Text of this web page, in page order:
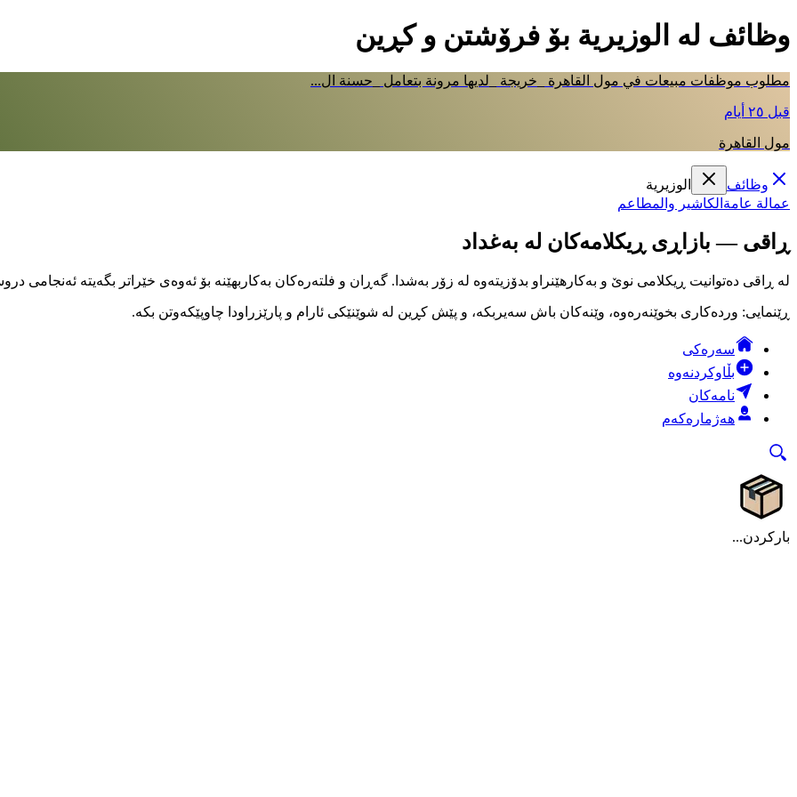
وظائف لە الوزيرية بۆ فرۆشتن و کڕین
مطلوب موظفات مبيعات في مول القاهرة _خريجة _لديها مرونة بتعامل _حسنة ال...
قبل ٢٥ أيام
مول القاهرة
وظائف
الوزيرية
عمالة عامة الكاشير والمطاعم
ڕاقی — بازاڕی ڕیکلامەکان لە بەغداد
لە ڕاقی دەتوانیت ڕیکلامی نوێ و بەکارهێنراو بدۆزیتەوە لە زۆر بەشدا. گەڕان و فلتەرەکان بەکاربهێنە بۆ ئەوەی خێراتر بگەیتە ئەنجامی
ڕێنمایی: وردەکاری بخوێنەرەوە، وێنەکان باش سەیربکە، و پێش کڕین لە شوێنێکی ئارام و پارێزراودا چاوپێکەوتن بکە.
سەرەکی
بڵاوکردنەوە
نامەکان
هەژمارەکەم
بارکردن...